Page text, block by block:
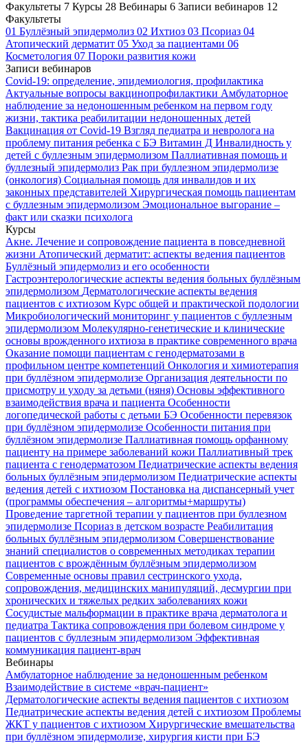
Факультеты 7 Курсы 28 Вебинары 6 Записи вебинаров 12
Факультеты
01 Буллёзный эпидермолиз 02 Ихтиоз 03 Псориаз 04
Атопический дерматит 05 Уход за пациентами 06
Косметология 07 Пороки развития кожи
Записи вебинаров
Covid-19: определение, эпидемиология, профилактика
Актуальные вопросы вакцинопрофилактики Амбулаторное
наблюдение за недоношенным ребенком на первом году
жизни, тактика реабилитации недоношенных детей
Вакцинация от Covid-19 Взгляд педиатра и невролога на
проблему питания ребенка с БЭ Витамин Д Инвалидность у
детей с буллезным эпидермолизом Паллиативная помощь и
буллезный эпидермолиз Рак при буллезном эпидермолизе
(онкология) Социальная помощь для инвалидов и их
законных представителей Хирургическая помощь пациентам
с буллезным эпидермолизом Эмоциональное выгорание –
факт или сказки психолога
Курсы
Акне. Лечение и сопровождение пациента в повседневной
жизни Атопический дерматит: аспекты ведения пациентов
Буллёзный эпидермолиз и его особенности
Гастроэнтерологические аспекты ведения больных буллёзным
эпидермолизом Дерматологические аспекты ведения
пациентов с ихтиозом Курс общей и практической подологии
Микробиологический мониторинг у пациентов с буллезным
эпидермолизом Молекулярно-генетические и клинические
основы врожденного ихтиоза в практике современного врача
Оказание помощи пациентам с генодерматозами в
профильном центре компетенций Онкология и химиотерапия
при буллёзном эпидермолизе Организация деятельности по
присмотру и уходу за детьми (няня) Основы эффективного
взаимодействия врача и пациента Особенности
логопедической работы с детьми БЭ Особенности перевязок
при буллёзном эпидермолизе Особенности питания при
буллёзном эпидермолизе Паллиативная помощь орфанному
пациенту на примере заболеваний кожи Паллиативный трек
пациента с генодерматозом Педиатрические аспекты ведения
больных буллёзным эпидермолизом Педиатрические аспекты
ведения детей с ихтиозом Постановка на диспансерный учет
(программы обеспечения – алгоритмы+маршруты)
Проведение таргетной терапии у пациентов при буллезном
эпидермолизе Псориаз в детском возрасте Реабилитация
больных буллёзным эпидермолизом Совершенствование
знаний специалистов о современных методиках терапии
пациентов с врождённым буллёзным эпидермолизом
Современные основы правил сестринского ухода,
сопровождения, медицинских манипуляций, десмургии при
хронических и тяжелых редких заболеваниях кожи
Сосудистые мальформации в практике врача дерматолога и
педиатра Тактика сопровождения при болевом синдроме у
пациентов с буллезным эпидермолизом Эффективная
коммуникация пациент-врач
Вебинары
Амбулаторное наблюдение за недоношенным ребенком
Взаимодействие в системе «врач-пациент»
Дерматологические аспекты ведения пациентов с ихтиозом
Педиатрические аспекты ведения детей с ихтиозом Проблемы
ЖКТ у пациентов с ихтиозом Хирургические вмешательства
при буллёзном эпидермолизе, хирургия кисти при БЭ